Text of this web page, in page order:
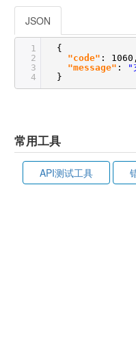
JSON
1
2
3
4
{
"code" :
"message" :
"
}
常用工具
API测试工具